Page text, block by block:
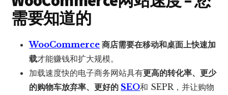
需要知道的
WooCommerce 商店需要在移动和桌面上快速加
载才能赚钱和扩大规模。
加载速度快的电子商务网站具有更高的转化率、更少
的购物车放弃率、更好的 SEO和 SEPR，并让购物